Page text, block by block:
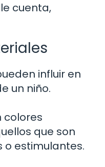
cuenta,
influir en
un niño.
colores
que son
estimulantes.